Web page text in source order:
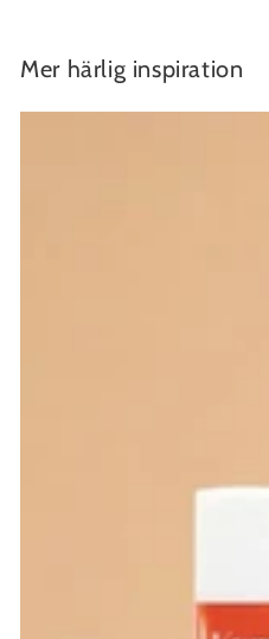
Mer härlig inspiration